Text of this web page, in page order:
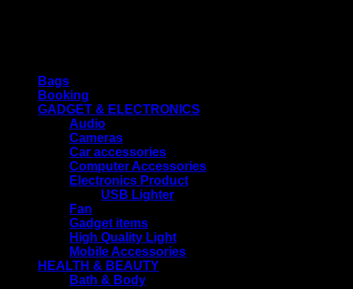
Bags
Booking
GADGET & ELECTRONICS
Audio
Cameras
Car accessories
Computer Accessories
Electronics Product
USB Lighter
Fan
Gadget items
High Quality Light
Mobile Accessories
HEALTH & BEAUTY
Bath & Body